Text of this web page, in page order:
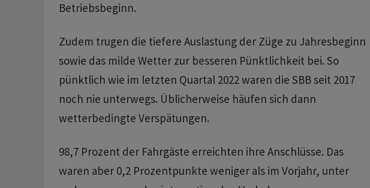
Betriebsbeginn.
Zudem trugen die tiefere Auslastung der Züge zu Jahresbeginn
sowie das milde Wetter zur besseren Pünktlichkeit bei. So
pünktlich wie im letzten Quartal 2022 waren die SBB seit 2017
noch nie unterwegs. Üblicherweise häufen sich dann
wetterbedingte Verspätungen.
98,7 Prozent der Fahrgäste erreichten ihre Anschlüsse. Das
waren aber 0,2 Prozentpunkte weniger als im Vorjahr, unter